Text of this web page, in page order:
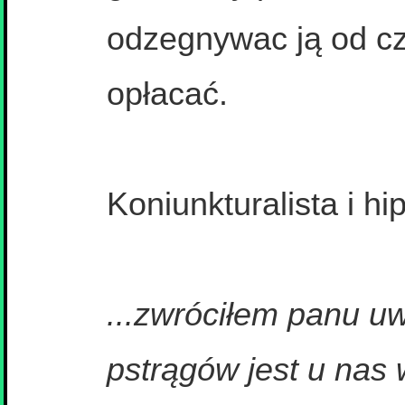
odzegnywac ją od
opłacać.
Koniunkturalista i
...zwróciłem panu
pstrągów jest u nas